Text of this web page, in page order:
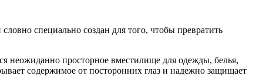
специально создан для того, чтобы превратить
неожиданно просторное вместилище для одежды, белья,
содержимое от посторонних глаз и надежно защищает